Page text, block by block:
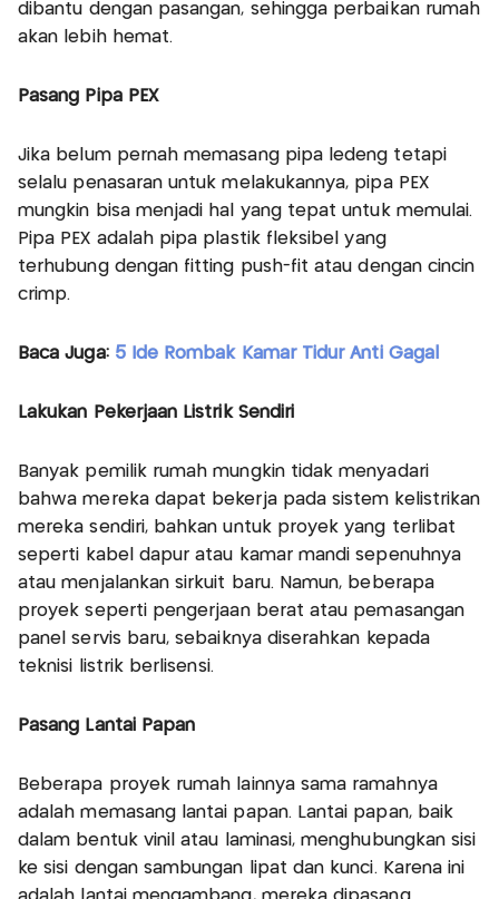
dibantu dengan pasangan, sehingga perbaikan rumah
akan lebih hemat.
Pasang Pipa PEX
Jika belum pernah memasang pipa ledeng tetapi
selalu penasaran untuk melakukannya, pipa PEX
mungkin bisa menjadi hal yang tepat untuk memulai.
Pipa PEX adalah pipa plastik fleksibel yang
terhubung dengan fitting push-fit atau dengan cincin
crimp.
Baca Juga: 5 Ide Rombak Kamar Tidur Anti Gagal
Lakukan Pekerjaan Listrik Sendiri
Banyak pemilik rumah mungkin tidak menyadari
bahwa mereka dapat bekerja pada sistem kelistrikan
mereka sendiri, bahkan untuk proyek yang terlibat
seperti kabel dapur atau kamar mandi sepenuhnya
atau menjalankan sirkuit baru. Namun, beberapa
proyek seperti pengerjaan berat atau pemasangan
panel servis baru, sebaiknya diserahkan kepada
teknisi listrik berlisensi.
Pasang Lantai Papan
Beberapa proyek rumah lainnya sama ramahnya
adalah memasang lantai papan. Lantai papan, baik
dalam bentuk vinil atau laminasi, menghubungkan sisi
ke sisi dengan sambungan lipat dan kunci. Karena ini